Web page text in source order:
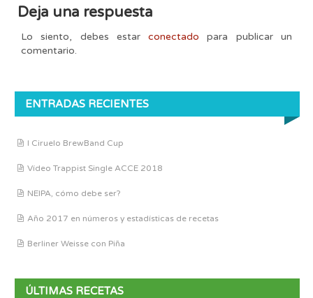
Deja una respuesta
Lo siento, debes estarconectado para publicar un
comentario.
ENTRADAS RECIENTES
I Ciruelo BrewBand Cup
Vídeo Trappist Single ACCE 2018
NEIPA, cómo debe ser?
Año 2017 en números y estadísticas de recetas
Berliner Weisse con Piña
ÚLTIMAS RECETAS